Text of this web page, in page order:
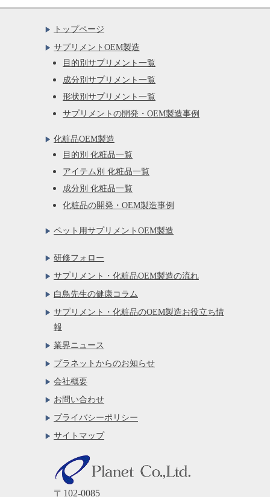
トップページ
サプリメントOEM製造
目的別サプリメント一覧
成分別サプリメント一覧
形状別サプリメント一覧
サプリメントの開発・OEM製造事例
化粧品OEM製造
目的別 化粧品一覧
アイテム別 化粧品一覧
成分別 化粧品一覧
化粧品の開発・OEM製造事例
ペット用サプリメントOEM製造
研修フォロー
サプリメント・化粧品OEM製造の流れ
白鳥先生の健康コラム
サプリメント・化粧品のOEM製造お役立ち情
報
業界ニュース
プラネットからのお知らせ
会社概要
お問い合わせ
プライバシーポリシー
サイトマップ
〒102-0085